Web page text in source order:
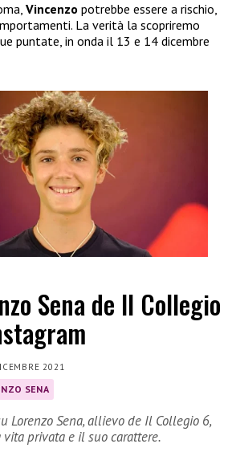
Vincenzo potrebbe essere a rischio,
La verità la scopriremo
puntate, in onda il 13 e 14 dicembre
Sena de Il Collegio
2021
SENA
Lorenzo Sena, allievo de Il Collegio 6,
privata e il suo carattere.